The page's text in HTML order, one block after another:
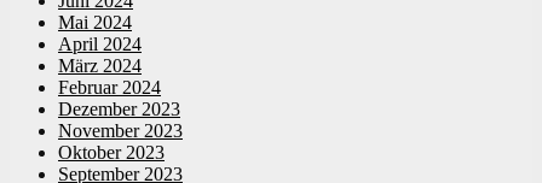
Mai 2024
April 2024
März 2024
Februar 2024
Dezember 2023
November 2023
Oktober 2023
September 2023